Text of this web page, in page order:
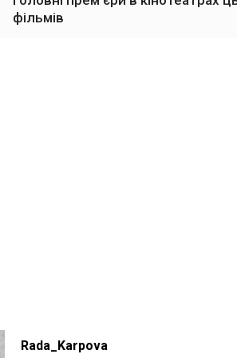
фільмів
Rada_Karpova